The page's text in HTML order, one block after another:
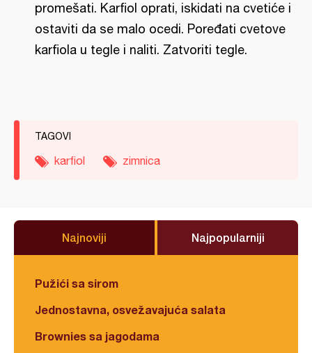
promešati. Karfiol oprati, iskidati na cvetiće i
ostaviti da se malo ocedi. Poređati cvetove
karfiola u tegle i naliti. Zatvoriti tegle.
TAGOVI
karfiol zimnica
Najnoviji Najpopularniji
Pužići sa sirom
Jednostavna, osvežavajuća salata
Brownies sa jagodama